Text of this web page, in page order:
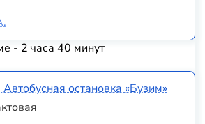
- 2 часа 40 минут
остановка «Бузим»